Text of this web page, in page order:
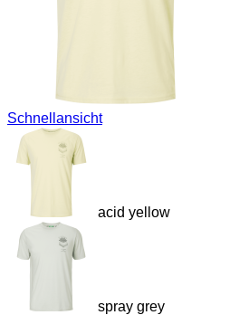
Schnellansicht
acid yellow
spray grey